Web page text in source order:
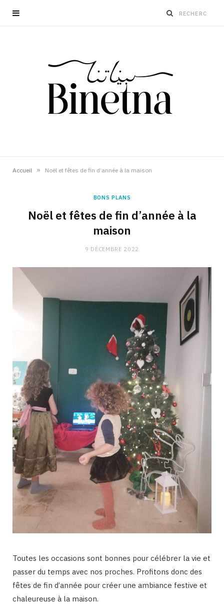
Accueil » Noël et fêtes de fin d’année à la maison
BONS PLANS
Noël et fêtes de fin d’année à la
maison
9 DÉCEMBRE 2022
Toutes les occasions sont bonnes pour célébrer la vie et
passer du temps avec nos proches. Profitons donc des
fêtes de fin d’année pour créer une ambiance festive et
chaleureuse à la maison.